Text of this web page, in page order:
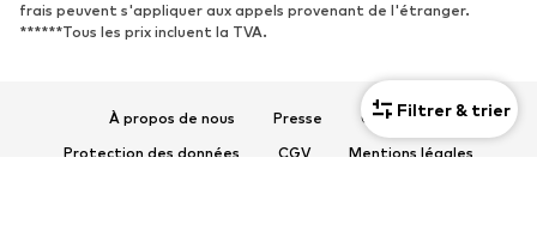
Filtrer & trier
Chaussures de sport
Ballerines
frais peuvent s'appliquer aux appels provenant de l'étranger.
******Tous les prix incluent la TVA.
À propos de nous Presse
Carrières
Protection des données
CGV
Mentions légales